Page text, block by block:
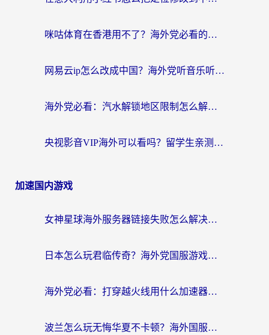
咪咕体育在香港用不了？海外党必看的回国加速器选择指南（附3个真实场景解决方案）
网易云ip怎么改成中国？海外党听音乐听书的无痛解决方案
海外党必看：汽水解锁地区限制怎么解除？3招解决国内影音&生活服务难题
央视影音VIP海外可以看吗？留学生亲测有效的回国加速器选择指南
加速国内游戏
女神星球海外服务器链接失败怎么解决？海外党国服游戏加速避坑指南
日本怎么玩君临传奇？海外党国服游戏加速避坑指南（附菲律宾欧洲玩家实测）
海外党必看：打穿越火线用什么加速器？解决延迟卡顿，还能玩奇妙拼图世界和第五人格
波兰怎么玩无悔华夏不卡顿？海外国服游戏加速器终极指南（附征途2萤火突击解决方案）